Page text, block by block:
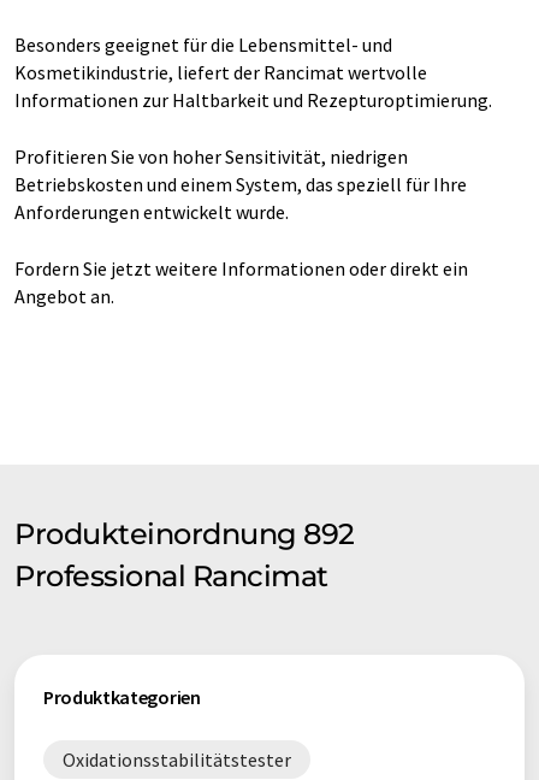
Besonders geeignet für die Lebensmittel- und
Kosmetikindustrie, liefert der Rancimat wertvolle
Informationen zur Haltbarkeit und Rezepturoptimierung.
Profitieren Sie von hoher Sensitivität, niedrigen
Betriebskosten und einem System, das speziell für Ihre
Anforderungen entwickelt wurde.
Fordern Sie jetzt weitere Informationen oder direkt ein
Angebot an.
Produkteinordnung 892
Professional Rancimat
Produktkategorien
Oxidationsstabilitätstester